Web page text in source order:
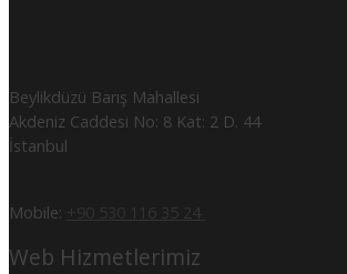
Beylikdüzü Barış Mahallesi
Akdeniz Caddesi No: 8 Kat: 2 D. 44
İstanbul
Mobile: +90 530 116 35 24
Web Hizmetlerimiz